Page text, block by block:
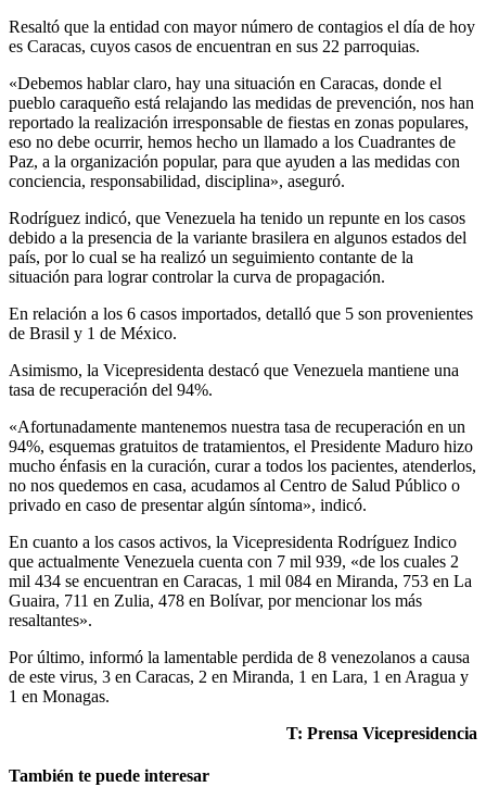
Resaltó que la entidad con mayor número de contagios el día de hoy
es Caracas, cuyos casos de encuentran en sus 22 parroquias.
«Debemos hablar claro, hay una situación en Caracas, donde el
pueblo caraqueño está relajando las medidas de prevención, nos han
reportado la realización irresponsable de fiestas en zonas populares,
eso no debe ocurrir, hemos hecho un llamado a los Cuadrantes de
Paz, a la organización popular, para que ayuden a las medidas con
conciencia, responsabilidad, disciplina», aseguró.
Rodríguez indicó, que Venezuela ha tenido un repunte en los casos
debido a la presencia de la variante brasilera en algunos estados del
país, por lo cual se ha realizó un seguimiento contante de la
situación para lograr controlar la curva de propagación.
En relación a los 6 casos importados, detalló que 5 son provenientes
de Brasil y 1 de México.
Asimismo, la Vicepresidenta destacó que Venezuela mantiene una
tasa de recuperación del 94%.
«Afortunadamente mantenemos nuestra tasa de recuperación en un
94%, esquemas gratuitos de tratamientos, el Presidente Maduro hizo
mucho énfasis en la curación, curar a todos los pacientes, atenderlos,
no nos quedemos en casa, acudamos al Centro de Salud Público o
privado en caso de presentar algún síntoma», indicó.
En cuanto a los casos activos, la Vicepresidenta Rodríguez Indico
que actualmente Venezuela cuenta con 7 mil 939, «de los cuales 2
mil 434 se encuentran en Caracas, 1 mil 084 en Miranda, 753 en La
Guaira, 711 en Zulia, 478 en Bolívar, por mencionar los más
resaltantes».
Por último, informó la lamentable perdida de 8 venezolanos a causa
de este virus, 3 en Caracas, 2 en Miranda, 1 en Lara, 1 en Aragua y
1 en Monagas.
T: Prensa Vicepresidencia
También te puede interesar